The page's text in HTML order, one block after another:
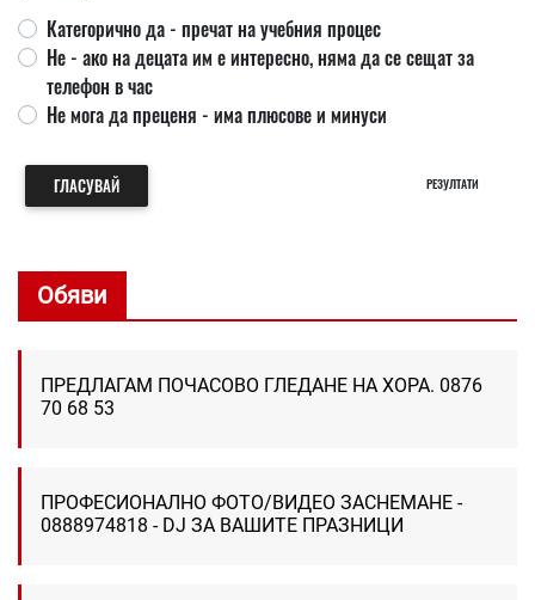
Категорично да - пречат на учебния процес
Не - ако на децата им е интересно, няма да се сещат за
телефон в час
Не мога да преценя - има плюсове и минуси
ГЛАСУВАЙ РЕЗУЛТАТИ
Обяви
ПРЕДЛАГАМ ПОЧАСОВО ГЛЕДАНЕ НА ХОРА. 0876
70 68 53
ПРОФЕСИОНАЛНО ФОТО/ВИДЕО ЗАСНЕМАНЕ -
0888974818 - DJ ЗА ВАШИТЕ ПРАЗНИЦИ